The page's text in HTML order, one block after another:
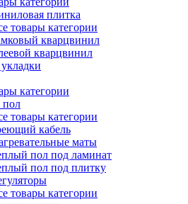
плитка
товары категории
кварцвинил
кварцвинил
категории
товары категории
кабель
маты
пол под ламинат
пол под плитку
товары категории